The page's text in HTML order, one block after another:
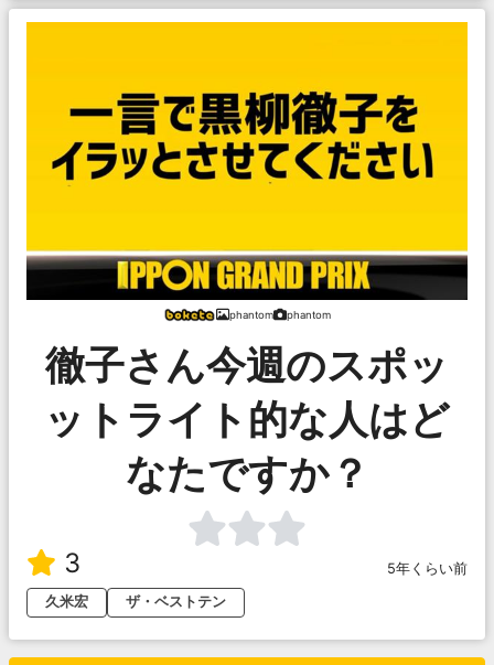
phantom phantom
徹子さん今週のスポッ
ットライト的な人はど
なたですか？
3
5年くらい前
久米宏
ザ・ベストテン